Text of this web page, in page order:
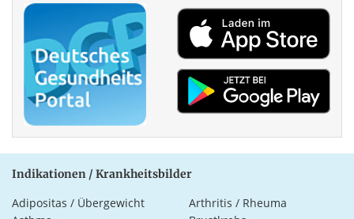
Indikationen / Krankheitsbilder
Adipositas / Übergewicht
Arthritis / Rheuma